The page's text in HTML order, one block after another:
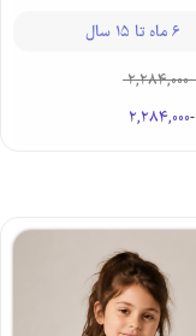
6 ماه تا 15 سال
-
2,284,000
-
2,284,000